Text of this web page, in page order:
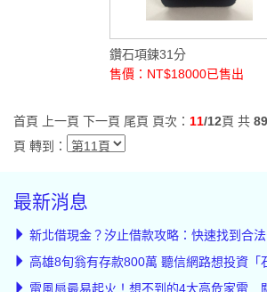
鑽石項鍊31分
售價：NT$18000已售出
首頁 上一頁 下一頁 尾頁 頁次： 11/12頁 共 89
頁 轉到：
最新消息
新北借現金？汐止借款攻略：快速找到合
高雄8旬翁有存款800萬 聽信網路想投資「
電風扇最易起火！想不到的4大高危家電 關